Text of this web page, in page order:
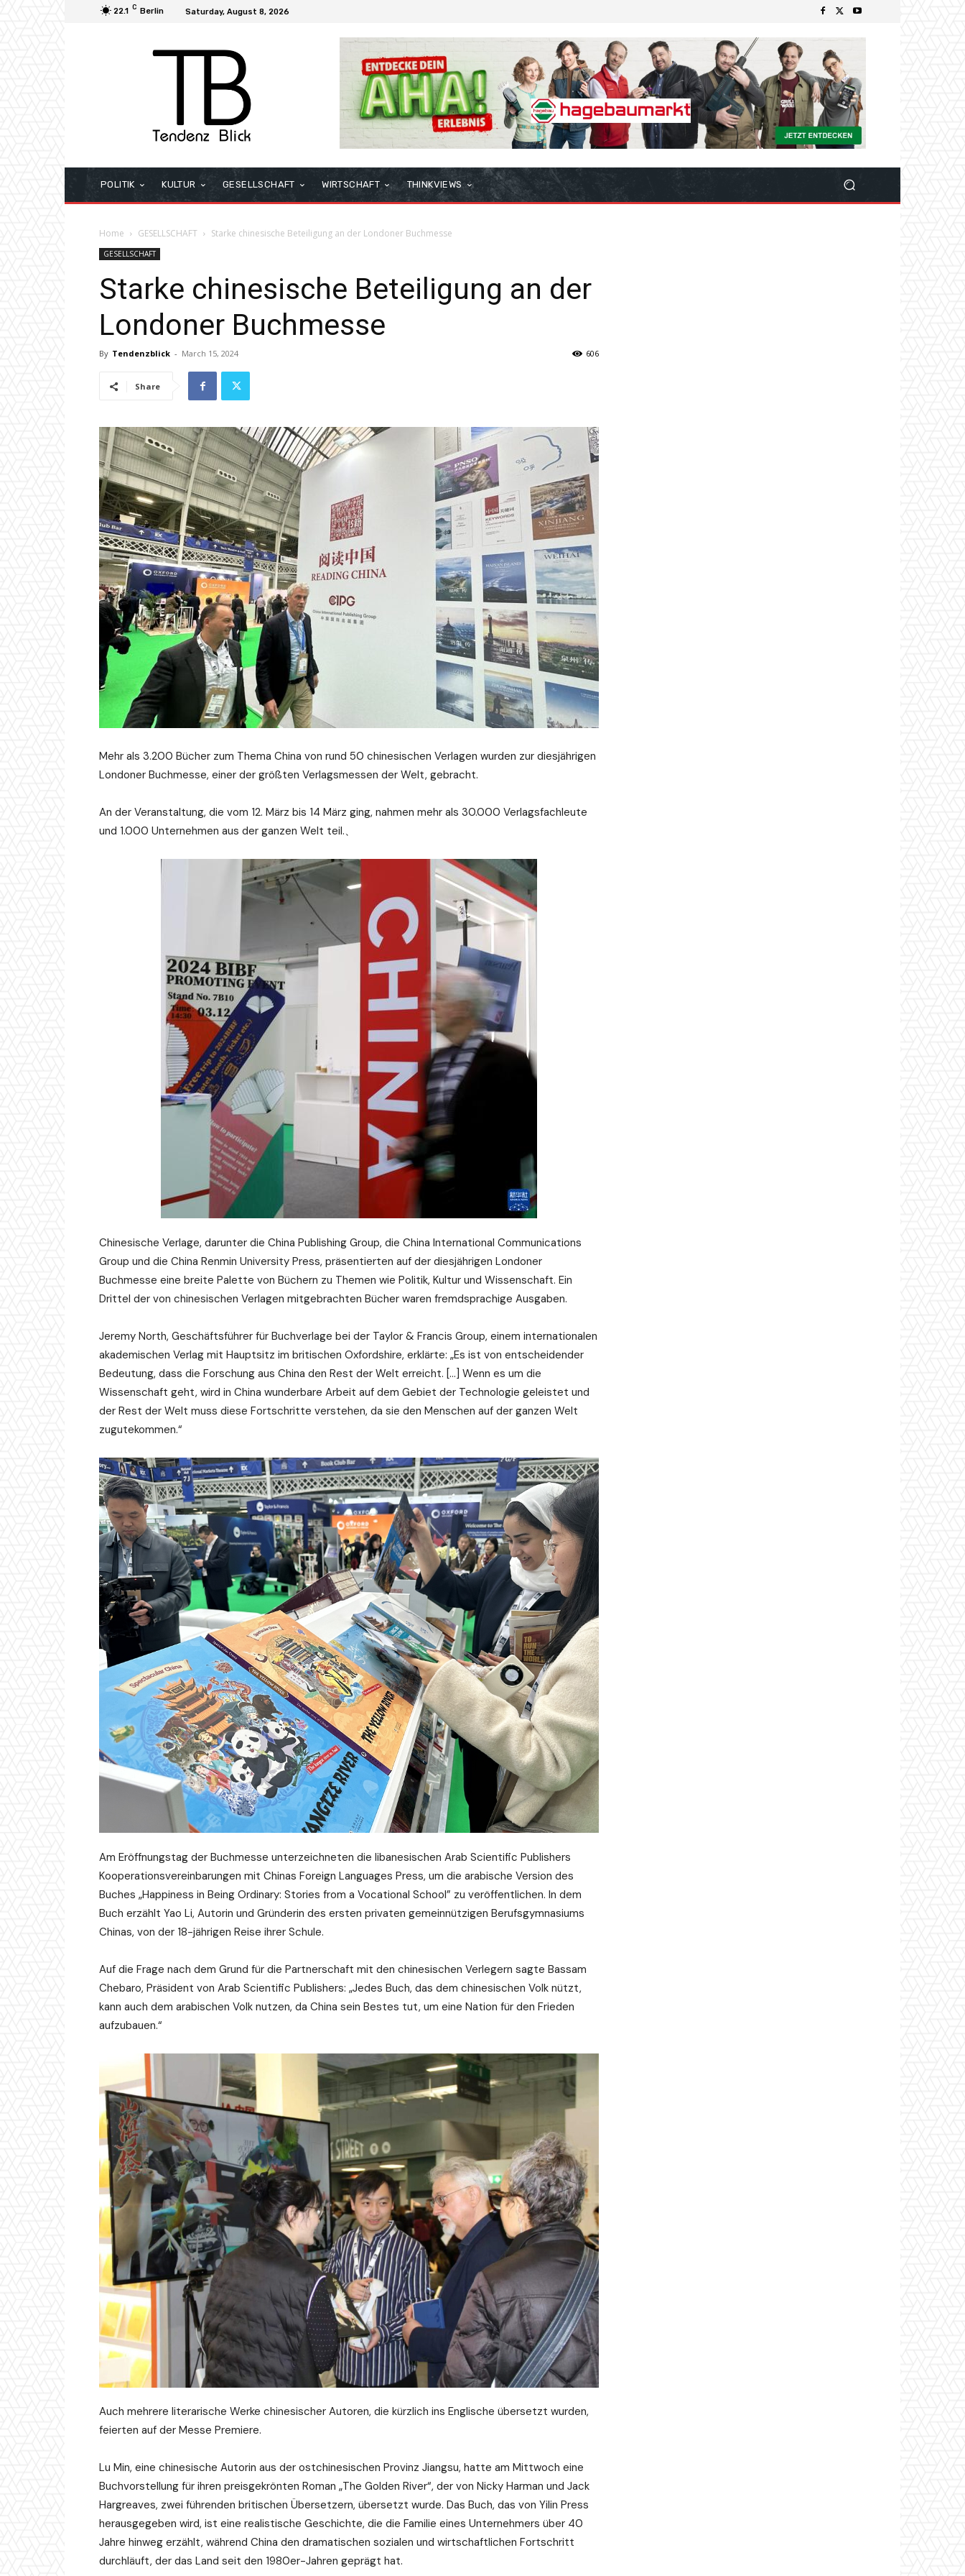
22.1 C Berlin Saturday, August 8, 2026
POLITIK KULTUR GESELLSCHAFT WIRTSCHAFT THINKVIEWS
Home GESELLSCHAFT Starke chinesische Beteiligung an der Londoner Buchmesse
GESELLSCHAFT
Starke chinesische Beteiligung an der
Londoner Buchmesse
By Tendenzblick - March 15, 2024 606
Share
Mehr als 3.200 Bücher zum Thema China von rund 50 chinesischen Verlagen wurden zur diesjährigen
Londoner Buchmesse, einer der größten Verlagsmessen der Welt, gebracht.
An der Veranstaltung, die vom 12. März bis 14 März ging, nahmen mehr als 30.000 Verlagsfachleute
und 1.000 Unternehmen aus der ganzen Welt teil.、
Chinesische Verlage, darunter die China Publishing Group, die China International Communications
Group und die China Renmin University Press, präsentierten auf der diesjährigen Londoner
Buchmesse eine breite Palette von Büchern zu Themen wie Politik, Kultur und Wissenschaft. Ein
Drittel der von chinesischen Verlagen mitgebrachten Bücher waren fremdsprachige Ausgaben.
Jeremy North, Geschäftsführer für Buchverlage bei der Taylor & Francis Group, einem internationalen
akademischen Verlag mit Hauptsitz im britischen Oxfordshire, erklärte: „Es ist von entscheidender
Bedeutung, dass die Forschung aus China den Rest der Welt erreicht. […] Wenn es um die
Wissenschaft geht, wird in China wunderbare Arbeit auf dem Gebiet der Technologie geleistet und
der Rest der Welt muss diese Fortschritte verstehen, da sie den Menschen auf der ganzen Welt
zugutekommen.“
Am Eröffnungstag der Buchmesse unterzeichneten die libanesischen Arab Scientific Publishers
Kooperationsvereinbarungen mit Chinas Foreign Languages Press, um die arabische Version des
Buches „Happiness in Being Ordinary: Stories from a Vocational School” zu veröffentlichen. In dem
Buch erzählt Yao Li, Autorin und Gründerin des ersten privaten gemeinnützigen Berufsgymnasiums
Chinas, von der 18-jährigen Reise ihrer Schule.
Auf die Frage nach dem Grund für die Partnerschaft mit den chinesischen Verlegern sagte Bassam
Chebaro, Präsident von Arab Scientific Publishers: „Jedes Buch, das dem chinesischen Volk nützt,
kann auch dem arabischen Volk nutzen, da China sein Bestes tut, um eine Nation für den Frieden
aufzubauen.“
Auch mehrere literarische Werke chinesischer Autoren, die kürzlich ins Englische übersetzt wurden,
feierten auf der Messe Premiere.
Lu Min, eine chinesische Autorin aus der ostchinesischen Provinz Jiangsu, hatte am Mittwoch eine
Buchvorstellung für ihren preisgekrönten Roman „The Golden River“, der von Nicky Harman und Jack
Hargreaves, zwei führenden britischen Übersetzern, übersetzt wurde. Das Buch, das von Yilin Press
herausgegeben wird, ist eine realistische Geschichte, die die Familie eines Unternehmers über 40
Jahre hinweg erzählt, während China den dramatischen sozialen und wirtschaftlichen Fortschritt
durchläuft, der das Land seit den 1980er-Jahren geprägt hat.